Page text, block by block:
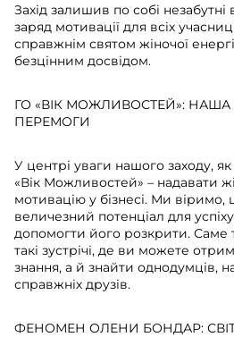
Захід залишив по собі
заряд мотивації для всіх
справжнім святом жіночої
безцінним досвідом.
ГО «ВІК МОЖЛИВОСТЕЙ»: НАША
ПЕРЕМОГИ
У центрі уваги нашого заходу,
«Вік Можливостей» – надавати
мотивацію у бізнесі. Ми
величезний потенціал для
допомогти його розкрити. Саме
такі зустрічі, де ви можете
знання, а й знайти однодумців,
справжніх друзів.
ФЕНОМЕН ОЛЕНИ БОНДАР: